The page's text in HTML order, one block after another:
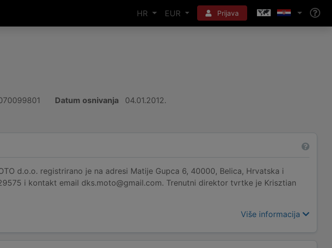
HR EUR Prijava
Datum osnivanja 04.01.2012.
d.o.o. registrirano je na adresi Matije Gupca 6, 40000, Belica, Hrvatska i
i kontakt email dks.moto@gmail.com. Trenutni direktor tvrtke je Krisztian
Više informacija